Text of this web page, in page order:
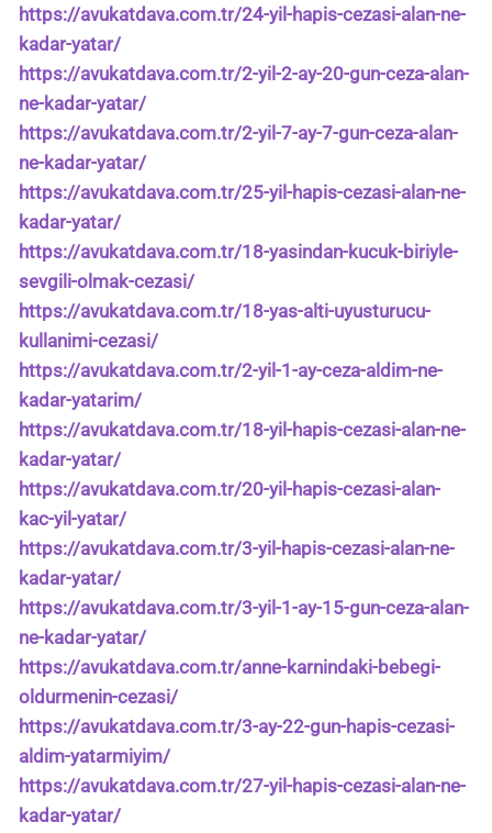
https://avukatdava.com.tr/24-yil-hapis-cezasi-alan-ne-
kadar-yatar/
https://avukatdava.com.tr/2-yil-2-ay-20-gun-ceza-alan-
ne-kadar-yatar/
https://avukatdava.com.tr/2-yil-7-ay-7-gun-ceza-alan-
ne-kadar-yatar/
https://avukatdava.com.tr/25-yil-hapis-cezasi-alan-ne-
kadar-yatar/
https://avukatdava.com.tr/18-yasindan-kucuk-biriyle-
sevgili-olmak-cezasi/
https://avukatdava.com.tr/18-yas-alti-uyusturucu-
kullanimi-cezasi/
https://avukatdava.com.tr/2-yil-1-ay-ceza-aldim-ne-
kadar-yatarim/
https://avukatdava.com.tr/18-yil-hapis-cezasi-alan-ne-
kadar-yatar/
https://avukatdava.com.tr/20-yil-hapis-cezasi-alan-
kac-yil-yatar/
https://avukatdava.com.tr/3-yil-hapis-cezasi-alan-ne-
kadar-yatar/
https://avukatdava.com.tr/3-yil-1-ay-15-gun-ceza-alan-
ne-kadar-yatar/
https://avukatdava.com.tr/anne-karnindaki-bebegi-
oldurmenin-cezasi/
https://avukatdava.com.tr/3-ay-22-gun-hapis-cezasi-
aldim-yatarmiyim/
https://avukatdava.com.tr/27-yil-hapis-cezasi-alan-ne-
kadar-yatar/